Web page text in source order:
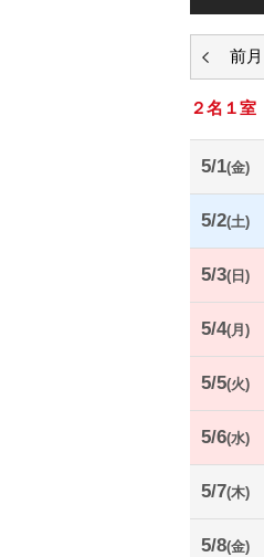
２名１室
5/1(金)
5/2(土)
5/3(日)
5/4(月)
5/5(火)
5/6(水)
5/7(木)
5/8(金)